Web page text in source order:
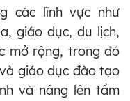
các lĩnh vực như
giáo dục, du lịch,
mở rộng, trong đó
giáo dục đào tạo
và nâng lên tầm